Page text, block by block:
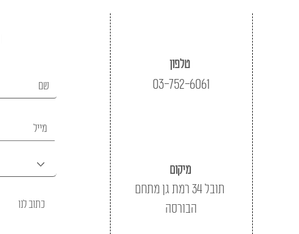
טלפון
03-752-6061
מיקום
תובל 34 רמת גן מתחם
הבורסה